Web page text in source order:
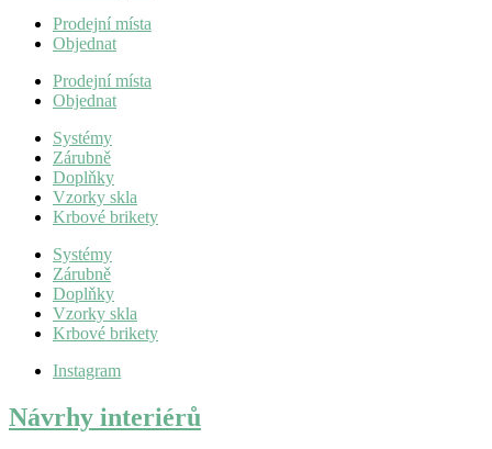
Prodejní místa
Objednat
Prodejní místa
Objednat
Systémy
Zárubně
Doplňky
Vzorky skla
Krbové brikety
Systémy
Zárubně
Doplňky
Vzorky skla
Krbové brikety
Instagram
Návrhy interiérů